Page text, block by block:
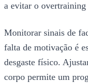
a evitar o
Monitorar sinais de
falta de motivação é
desgaste físico.
corpo permite um